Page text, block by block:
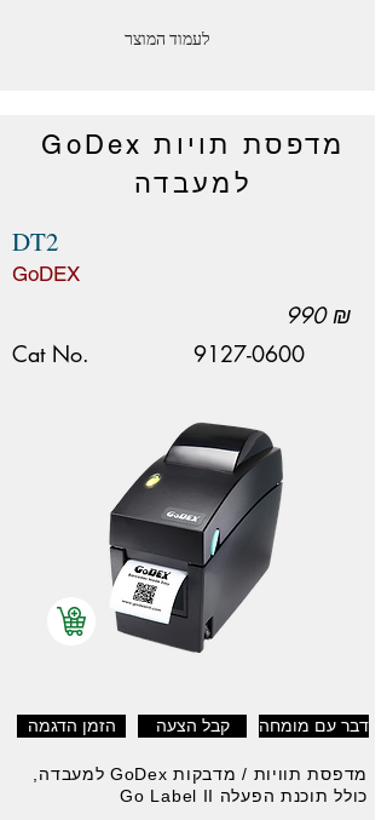
לעמוד המוצר
מדפסת תויות GoDex
למעבדה
DT2
GoDEX
990 ₪
Cat No.
9127-0600
הזמן הדגמה קבל הצעה דבר עם מומחה
מדפסת תוויות / מדבקות GoDex למעבדה,
כולל תוכנת הפעלה Go Label II